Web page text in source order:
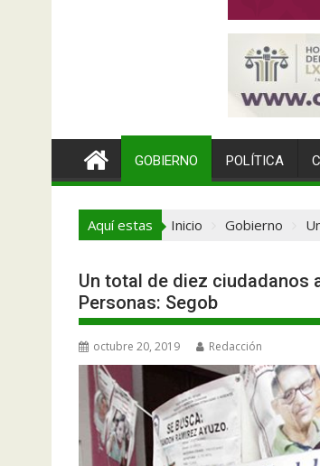
GOBIERNO POLÍTICA
Aquí estas Inicio Gobierno
Un total de diez ciudadanos
Personas: Segob
octubre 20, 2019 Redacción